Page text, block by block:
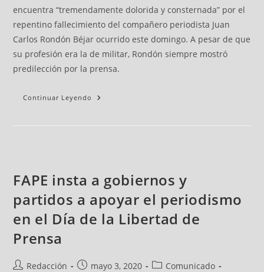
encuentra “tremendamente dolorida y consternada” por el
repentino fallecimiento del compañero periodista Juan
Carlos Rondón Béjar ocurrido este domingo. A pesar de que
su profesión era la de militar, Rondón siempre mostró
predilección por la prensa.
Continuar Leyendo
FAPE insta a gobiernos y
partidos a apoyar el periodismo
en el Día de la Libertad de
Prensa
Redacción mayo 3, 2020
Comunicado